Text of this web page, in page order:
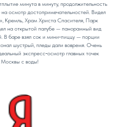
минута в минуту, продолжительность
осмотр достопримечательностей. Видел
Кремль, Храм Христа Спасителя, Парк
на открытой палубе — панорамный вид
В баре взял сок и мини‑пиццу — порции
шустрый, пледы дали вовремя. Очень
экспресс‑осмотр главных точек
Москвы с воды!